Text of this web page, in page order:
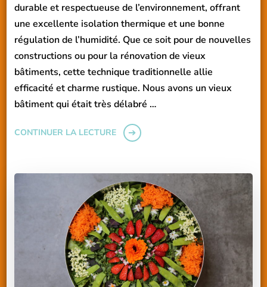
durable et respectueuse de l’environnement, offrant
une excellente isolation thermique et une bonne
régulation de l’humidité. Que ce soit pour de nouvelles
constructions ou pour la rénovation de vieux
bâtiments, cette technique traditionnelle allie
efficacité et charme rustique. Nous avons un vieux
bâtiment qui était très délabré …
CONTINUER LA LECTURE